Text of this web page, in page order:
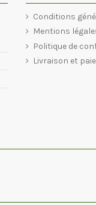
Conditions
Mentions
Politique de
Livraison et